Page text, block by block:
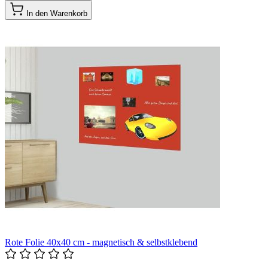
In den Warenkorb
Rote Folie 40x40 cm - magnetisch & selbstklebend